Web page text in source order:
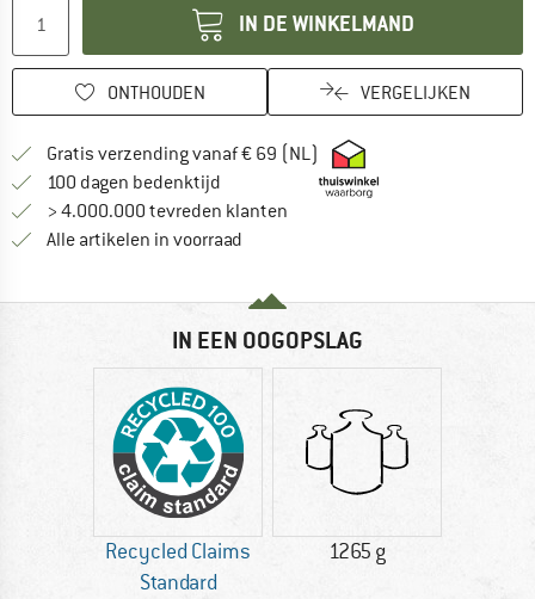
IN DE WINKELMAND
ONTHOUDEN VERGELIJKEN
Gratis verzending vanaf € 69 (NL) Vind hier de
100 dagen bedenktijd Vind de betalingsinformatie hier!
> 4.000.000 tevreden klanten
Alle artikelen in voorraad
IN EEN OOGOPSLAG
Recycled Claims
Standard
1265 g